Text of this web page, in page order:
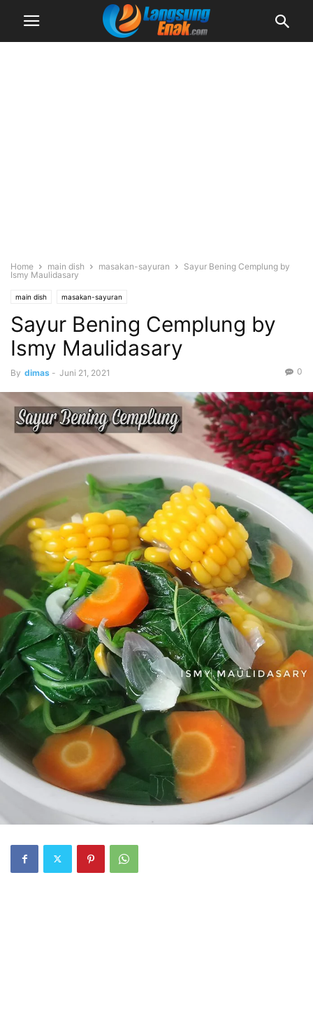
Home main dish masakan-sayuran
Sayur Bening Cemplung by
Ismy Maulidasary
main dish masakan-sayuran
Sayur Bening Cemplung by
Ismy Maulidasary
By dimas - Juni 21, 2021 0